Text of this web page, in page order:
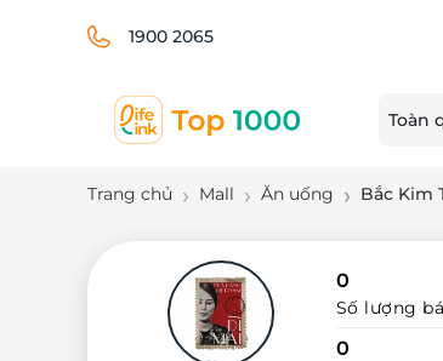
1900 2065
Toàn
Trang chủ Mall Ăn uống Bắc Kim
0
Số lượng
0